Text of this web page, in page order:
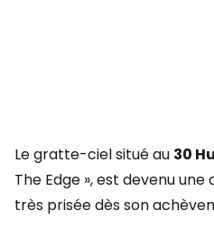
Le gratte-ciel situé au 30
The Edge », est devenu
très prisée dès son